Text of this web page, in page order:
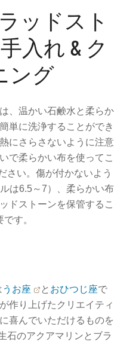
ッドスト
入れ & ク
ング
、温かい石鹸水と柔らか
単に洗浄することができ
にさらさないように注意
で柔らかい布を使ってこ
さい。傷が付かないよう
は6.5～7）、柔らかい布
ドストーンを保管するこ
す。
うお座 と おひつじ座で
作り上げたクリエイティ
喜んでいただけるものを
石のアクアマリンとブラ